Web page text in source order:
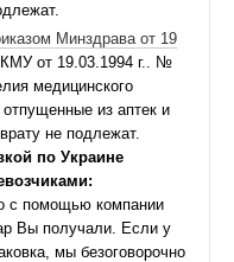
Минздрава от 19
от 19.03.1994 г.. №
медицинского
из аптек и
не подлежат.
по Украине
с помощью компании
Вы получали. Если у
мы безоговорочно